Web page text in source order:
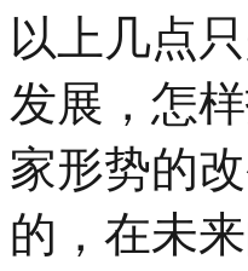
以上几点
发展，怎
家形势的
的，在未